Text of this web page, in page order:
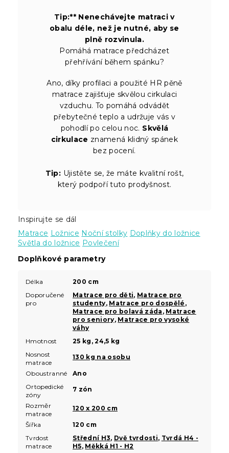
Tip:** Nenechávejte matraci v
obalu déle, než je nutné, aby se
plně rozvinula.
Pomáhá matrace předcházet
přehřívání během spánku?
Ano, díky profilaci a použité HR pěně
matrace zajišťuje skvělou cirkulaci
vzduchu. To pomáhá odvádět
přebytečné teplo a udržuje vás v
pohodlí po celou noc. Skvělá
cirkulace znamená klidný spánek
bez pocení.
Tip: Ujistěte se, že máte kvalitní rošt,
který podpoří tuto prodyšnost.
Inspirujte se dál
Matrace Ložnice Noční stolky Doplňky do ložnice
Světla do ložnice Povlečení
Doplňkové parametry
Délka
200 cm
Doporučené
pro
Matrace pro děti, Matrace pro
studenty, Matrace pro dospělé ,
Matrace pro bolavá záda , Matrace
pro seniory, Matrace pro vysoké
váhy
Hmotnost
25 kg, 24,5 kg
Nosnost
matrace
130 kg na osobu
Oboustranné
Ano
Ortopedické
zóny
7 zón
Rozměr
matrace
120 x 200 cm
Šířka
120 cm
Tvrdost
matrace
Střední H3, Dvě tvrdosti, Tvrdá H4 -
H5, Měkká H1 - H2